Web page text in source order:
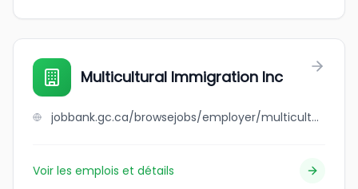
Multicultural Immigration Inc
jobbank.gc.ca/browsejobs/employer/multicultural+immigration+inc/ca
Voir les emplois et détails